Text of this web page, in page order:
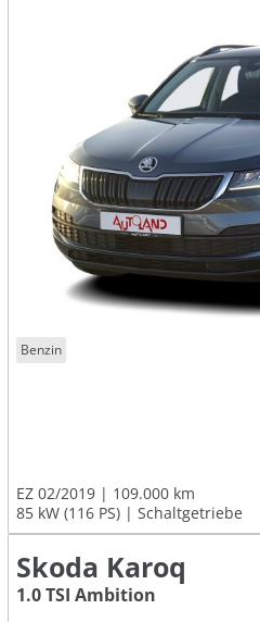
Benzin
EZ 02/2019
109.000 km
85 kW (116 PS)
Schaltgetriebe
Skoda Karoq
1.0 TSI Ambition